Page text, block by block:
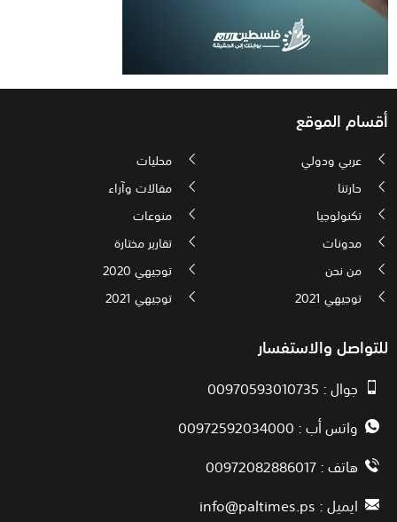
أقسام الموقع
عربي ودولي
محليات
حارتنا
مقالات وآراء
تكنولوجيا
منوعات
مدونات
تقارير مختارة
من نحن
توجيهي 2020
توجيهي 2021
توجيهي 2021
للتواصل والاستفسار
جوال : 00970593010735
واتس أب : 00972592034000
هاتف : 00972082886017
ايميل :info@paltimes.ps